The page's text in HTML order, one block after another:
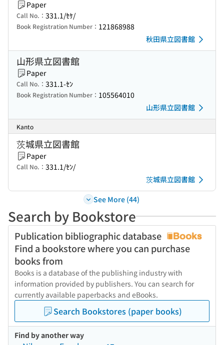
Paper
Call No.： 331.1/ｾｹ/
Book Registration Number： 121868988
秋田県立図書館
山形県立図書館
Paper
Call No.： 331.1-ｾﾝ
Book Registration Number： 105564010
山形県立図書館
Kanto
茨城県立図書館
Paper
Call No.： 331.1/ｾﾝ/
茨城県立図書館
See More (44)
Search by Bookstore
Publication bibliographic database
Find a bookstore where you can purchase
books from
Books is a database of the publishing industry with
information provided by publishers. You can search for
currently available paperbacks and eBooks.
Search Bookstores (paper books)
Find by another way